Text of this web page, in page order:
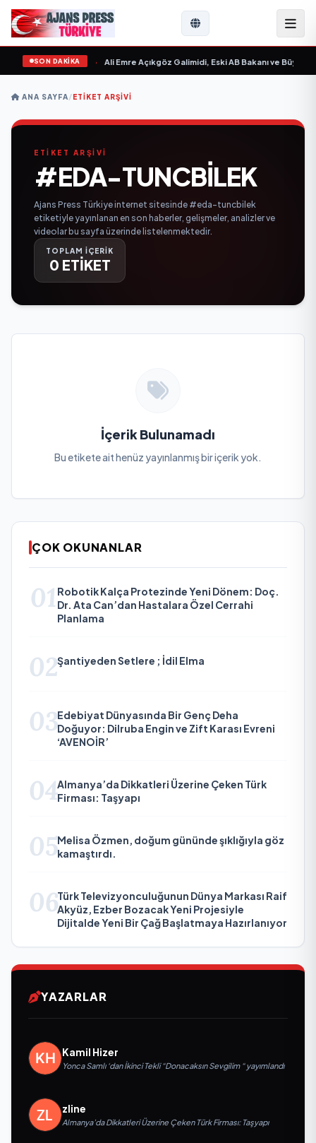
SON DAKİKA
“ yayımlandı Ali Emre Açıkgöz Galimidi, Eski AB Bakanı ve
ANA SAYFA/ETIKET ARŞIVI
ETİKET ARŞİVİ
#EDA-TUNCBILEK
Ajans Press Türkiye internet sitesinde #eda-tuncbilek
etiketiyle yayınlanan en son haberler, gelişmeler, analizler ve
videolar bu sayfa üzerinde listelenmektedir.
TOPLAM İÇERİK
0 ETİKET
İçerik Bulunamadı
Bu etikete ait henüz yayınlanmış bir içerik yok.
ÇOK OKUNANLAR
01 Robotik Kalça Protezinde Yeni Dönem: Doç.
Dr. Ata Can’dan Hastalara Özel Cerrahi
Planlama
02Şantiyeden Setlere ; İdil Elma
03Edebiyat Dünyasında Bir Genç Deha
Doğuyor: Dilruba Engin ve Zift Karası Evreni
‘AVENOİR’
04Almanya’da Dikkatleri Üzerine Çeken Türk
Firması: Taşyapı
05Melisa Özmen, doğum gününde şıklığıyla göz
kamaştırdı.
06Türk Televizyonculuğunun Dünya Markası Raif
Akyüz, Ezber Bozacak Yeni Projesiyle
Dijitalde Yeni Bir Çağ Başlatmaya Hazırlanıyor
YAZARLAR
Kamil Hizer
Yonca Samlı ‘dan İkinci Tekli “Donacaksın Sevgilim “ yayımlandı
zline
Almanya’da Dikkatleri Üzerine Çeken Türk Firması: Taşyapı